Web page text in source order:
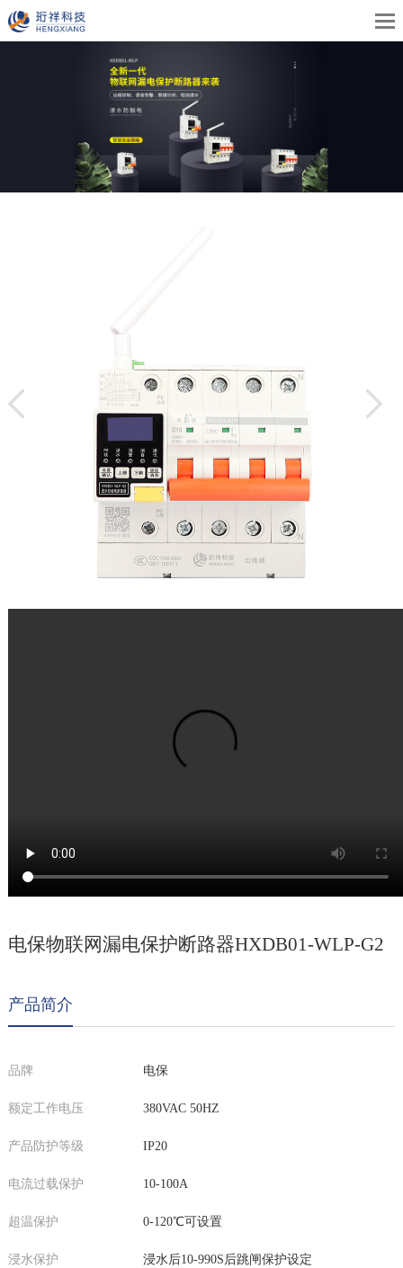
电保物联网漏电保护断路器HXDB01-WLP-G2
产品简介
品牌 电保
额定工作电压 380VAC 50HZ
产品防护等级 IP20
电流过载保护 10-100A
超温保护 0-120℃可设置
浸水保护 浸水后10-990S后跳闸保护设定